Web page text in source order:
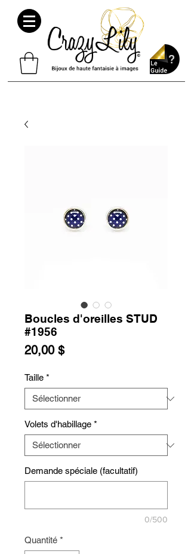
Boucles d'oreilles STUD
#1956
20,00 $Prix
Taille *
Volets d'habillage *
Demande spéciale (facultatif)
0/500
Quantité *